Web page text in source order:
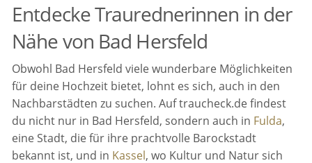
Entdecke Traurednerinnen in der
Nähe von Bad Hersfeld
Obwohl Bad Hersfeld viele wunderbare Möglichkeiten
für deine Hochzeit bietet, lohnt es sich, auch in den
Nachbarstädten zu suchen. Auf traucheck.de findest
du nicht nur in Bad Hersfeld, sondern auch in Fulda,
eine Stadt, die für ihre prachtvolle Barockstadt
bekannt ist, und in Kassel, wo Kultur und Natur sich